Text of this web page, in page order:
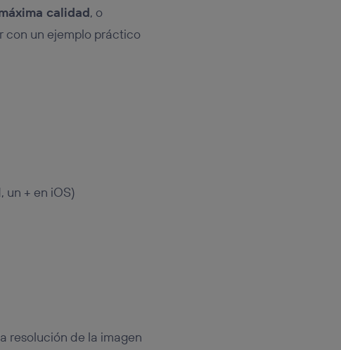
calidad, o
con un ejemplo práctico
un + en iOS)
resolución de la imagen